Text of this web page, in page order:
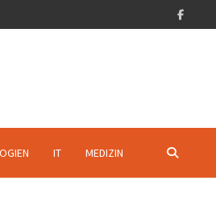
IT MEDIZIN